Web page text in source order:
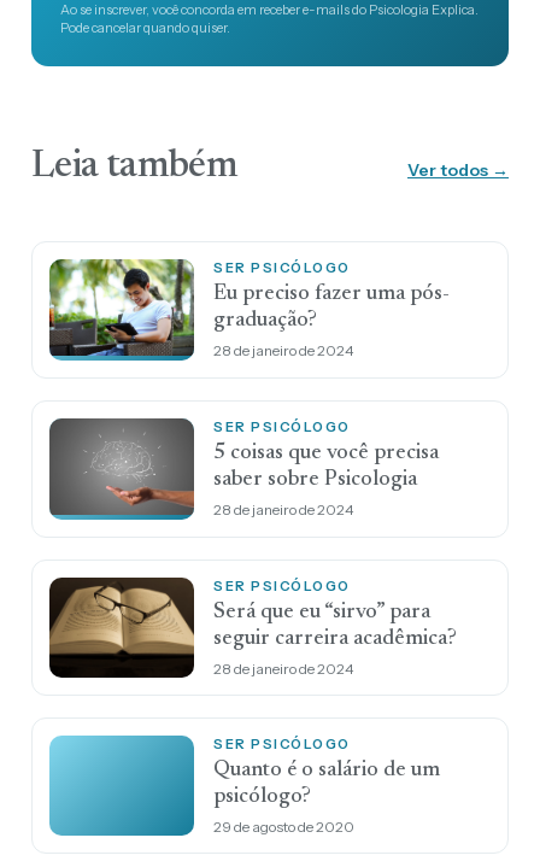
Ao se inscrever, você concorda em receber e-mails do Psicologia Explica.
Pode cancelar quando quiser.
Leia também Ver todos →
SER PSICÓLOGO
Eu preciso fazer uma pós-
graduação?
28 de janeiro de 2024
SER PSICÓLOGO
5 coisas que você precisa
saber sobre Psicologia
28 de janeiro de 2024
SER PSICÓLOGO
Será que eu “sirvo” para
seguir carreira acadêmica?
28 de janeiro de 2024
SER PSICÓLOGO
Quanto é o salário de um
psicólogo?
29 de agosto de 2020